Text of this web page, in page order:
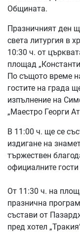
Общината.
Празничният ден
света литургия в
10:30 ч. от
площад
По същото време
гостите на града
изпълнение на
„Маестро Георги
В 11:00 ч. ще се
издигане на
тържествен
официалните
От 11:30 ч. на
празнична
състави от
пред хотел